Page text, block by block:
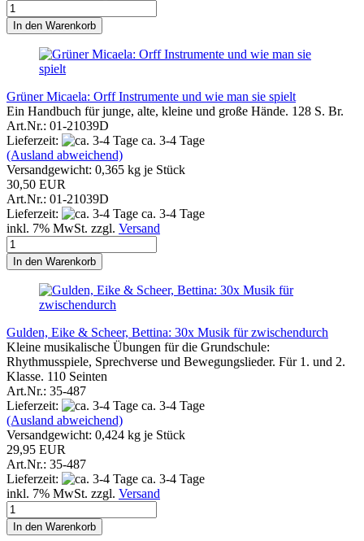
In den Warenkorb
Grüner Micaela: Orff Instrumente und wie man sie spielt
Ein Handbuch für junge, alte, kleine und große Hände. 128 S. Br.
Art.Nr.: 01-21039D
Lieferzeit:
ca. 3-4 Tage
(Ausland abweichend)
Versandgewicht: 0,365 kg je Stück
30,50 EUR
Art.Nr.: 01-21039D
Lieferzeit:
ca. 3-4 Tage
inkl. 7% MwSt. zzgl. Versand
In den Warenkorb
Gulden, Eike & Scheer, Bettina: 30x Musik für zwischendurch
Kleine musikalische Übungen für die Grundschule:
Rhythmusspiele, Sprechverse und Bewegungslieder. Für 1. und 2.
Klasse. 110 Seinten
Art.Nr.: 35-487
Lieferzeit:
ca. 3-4 Tage
(Ausland abweichend)
Versandgewicht: 0,424 kg je Stück
29,95 EUR
Art.Nr.: 35-487
Lieferzeit:
ca. 3-4 Tage
inkl. 7% MwSt. zzgl. Versand
In den Warenkorb